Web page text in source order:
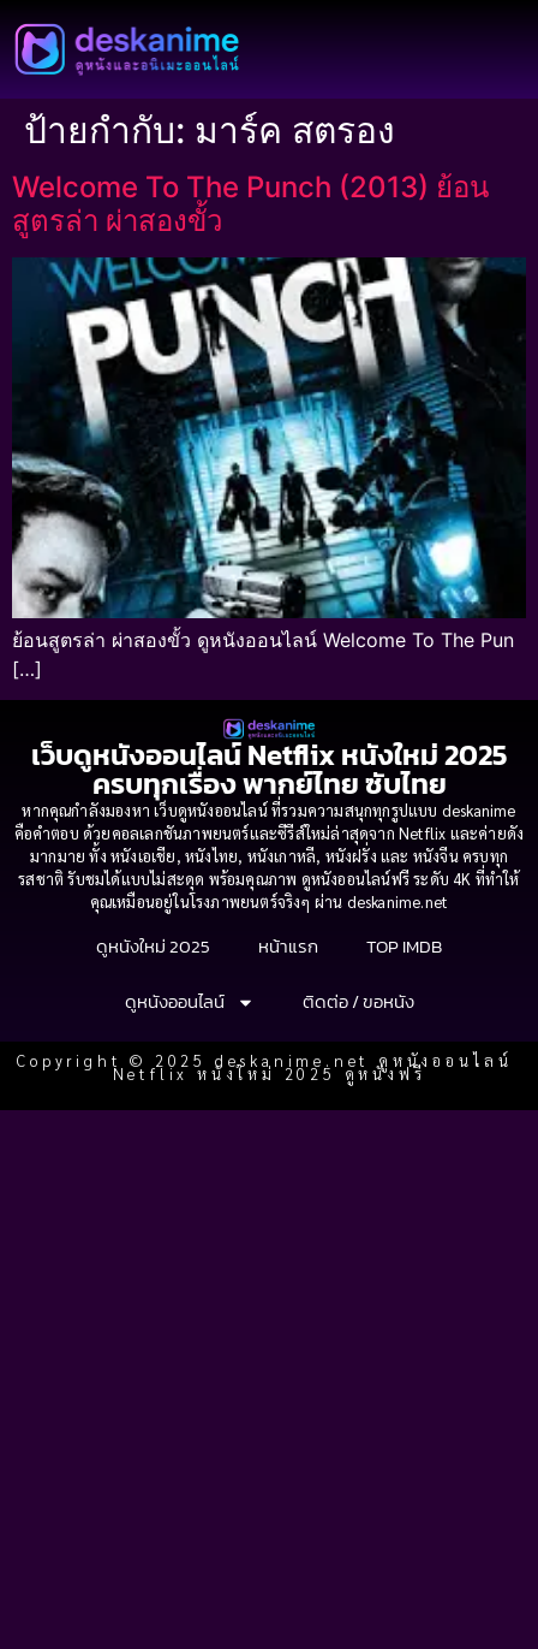
ป้ายกำกับ: มาร์ค สตรอง
Welcome To The Punch (2013) ย้อน
สูตรล่า ผ่าสองขั้ว
ย้อนสูตรล่า ผ่าสองขั้ว ดูหนังออนไลน์ Welcome To The Pun
[…]
เว็บดูหนังออนไลน์ Netflix หนังใหม่ 2025
ครบทุกเรื่อง พากย์ไทย ซับไทย
หากคุณกำลังมองหา เว็บดูหนังออนไลน์ ที่รวมความสนุกทุกรูปแบบ deskanime
คือคำตอบ ด้วยคอลเลกชันภาพยนตร์และซีรีส์ใหม่ล่าสุดจาก Netflix และค่ายดัง
มากมาย ทั้ง หนังเอเชีย, หนังไทย, หนังเกาหลี, หนังฝรั่ง และ หนังจีน ครบทุก
รสชาติ รับชมได้แบบไม่สะดุด พร้อมคุณภาพ ดูหนังออนไลน์ฟรี ระดับ 4K ที่ทำให้
คุณเหมือนอยู่ในโรงภาพยนตร์จริงๆ ผ่าน deskanime.net
ดูหนังใหม่ 2025 หน้าแรก
TOP IMDB
ดูหนังออนไลน์
ติดต่อ / ขอหนัง
Copyright © 2025 deskanime.net ดูหนังออนไลน์
Netflix หนังใหม่ 2025 ดูหนังฟรี